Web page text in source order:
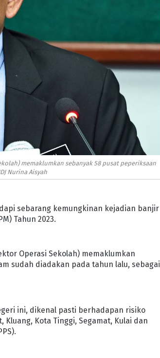
memaklumkan sebanyak 58 pusat peperiksaan
Nurina Aisyah
sebarang kemungkinan kejadian banjir
Tahun 2023.
Operasi Sekolah) memaklumkan
sudah diadakan pada tahun lalu, sebagai
ini, dikenal pasti berhadapan risiko
Kota Tinggi, Segamat, Kulai dan